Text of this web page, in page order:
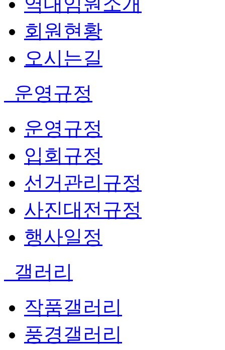
회원현황
오시는길
운영규정
운영규정
입회규정
선거관리규정
사진대전규정
행사일정
갤러리
작품갤러리
풍경갤러리